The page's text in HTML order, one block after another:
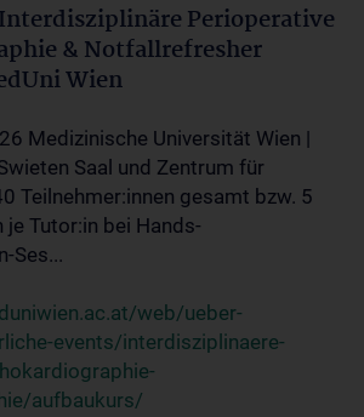
Perioperative
& Notfallrefresher
Wien
Medizinische Universität Wien |
Saal und Zentrum für
Teilnehmer:innen gesamt bzw. 5
je Tutor:in bei Hands-
Ses...
web/ueber-
events/interdisziplinaere-
aufbaukurs/